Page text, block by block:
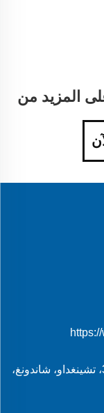
المزيد من
غرفة 2223، مبنى رقم 3، طريق لونغتشنغ 31، تشينغداو، شاندونغ،